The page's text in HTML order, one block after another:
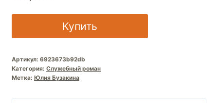
Купить
Артикул: 6923673b92db
Категория: Служебный роман
Метка: Юлия Бузакина